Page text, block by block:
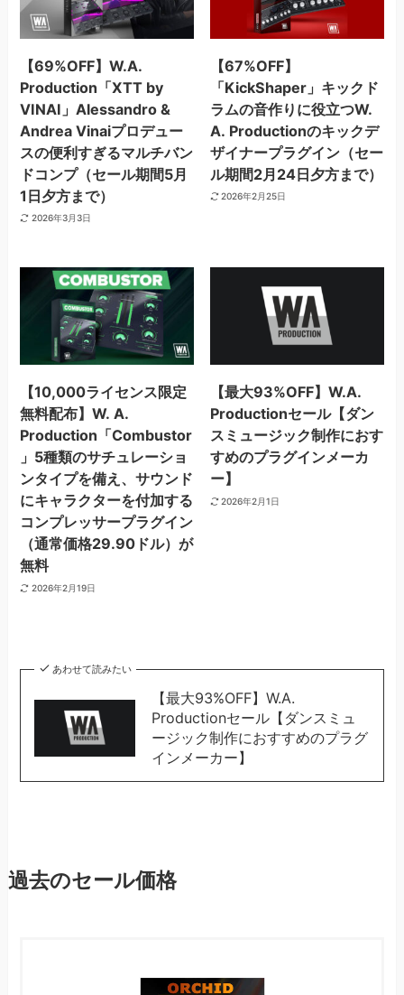
【69%OFF】W.A.
Production「XTT by
VINAI」Alessandro &
Andrea Vinaiプロデュー
スの便利すぎるマルチバン
ドコンプ（セール期間5月
1日夕方まで）
2026年3月3日
【67%OFF】
「KickShaper」キックド
ラムの音作りに役立つW.
A. Productionのキックデ
ザイナープラグイン（セー
ル期間2月24日夕方まで）
2026年2月25日
【10,000ライセンス限定
無料配布】W. A.
Production「Combustor
」5種類のサチュレーショ
ンタイプを備え、サウンド
にキャラクターを付加する
コンプレッサープラグイン
（通常価格29.90ドル）が
無料
2026年2月19日
【最大93%OFF】W.A.
Productionセール【ダン
スミュージック制作におす
すめのプラグインメーカ
ー】
2026年2月1日
あわせて読みたい
【最大93%OFF】W.A.
Productionセール【ダンスミュ
ージック制作におすすめのプラグ
インメーカー】
過去のセール価格